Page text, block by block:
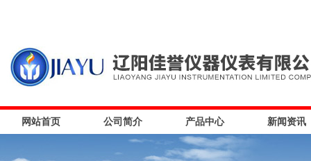
网站首页 公司简介 产品中心 新闻资讯